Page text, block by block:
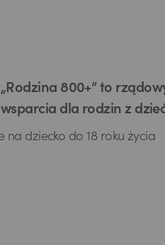
800+” to
dla rodzin z
na dziecko do 18 roku życia